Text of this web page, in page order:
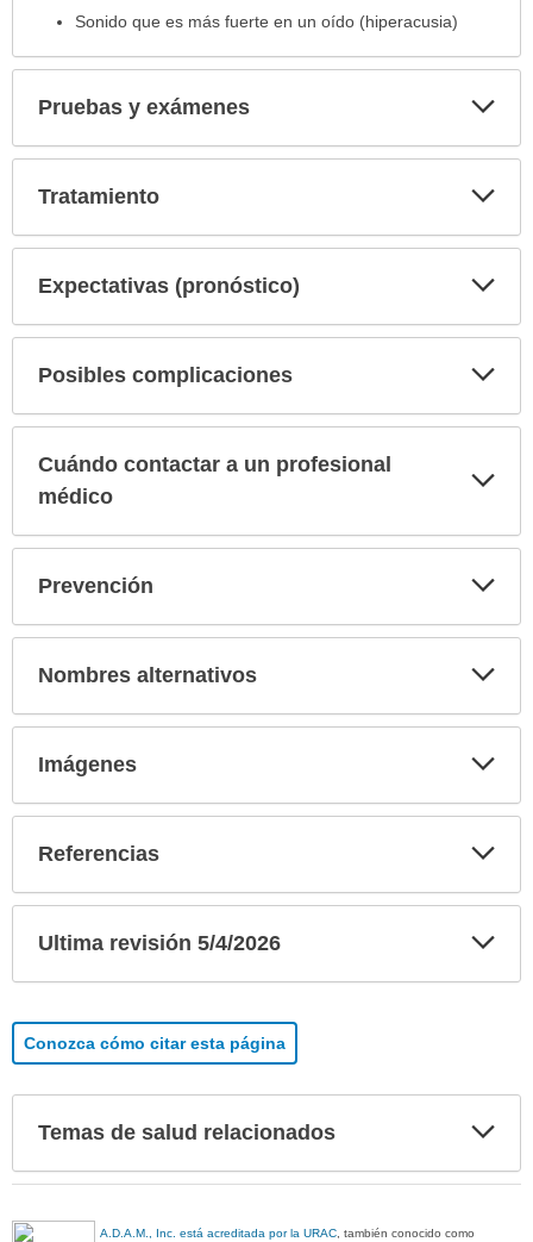
Sonido que es más fuerte en un oído (hiperacusia)
Pruebas y exámenes
Tratamiento
Expectativas (pronóstico)
Posibles complicaciones
Cuándo contactar a un profesional
médico
Prevención
Nombres alternativos
Imágenes
Referencias
Ultima revisión 5/4/2026
Conozca cómo citar esta página
Temas de salud relacionados
A.D.A.M., Inc. está acreditada por la URAC , también conocido como